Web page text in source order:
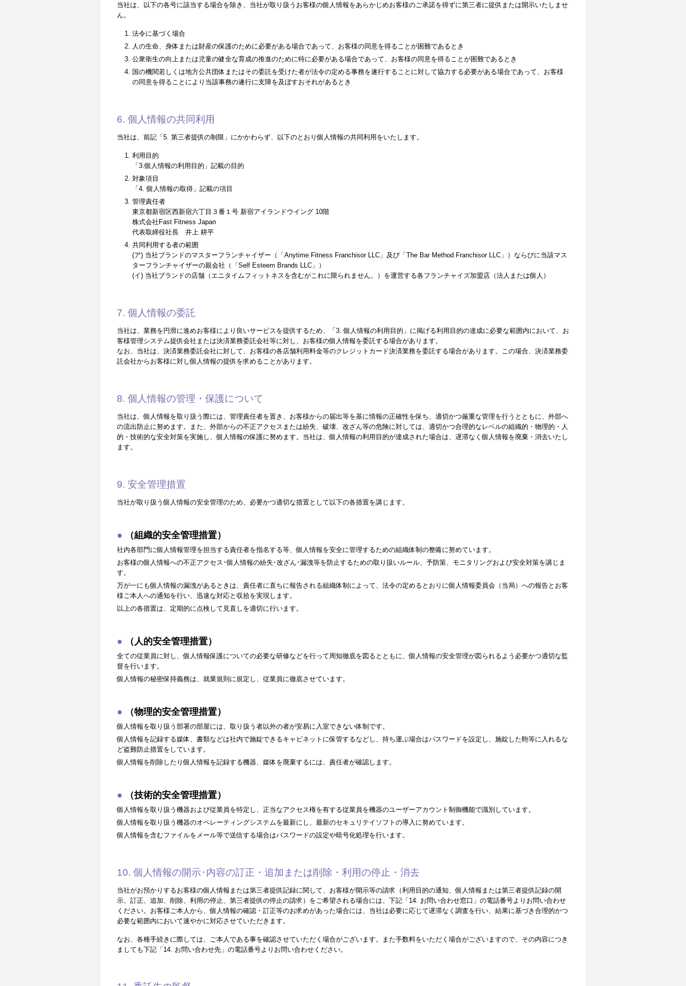
当社は、以下の各号に該当する場合を除き、当社が取り扱うお客様の個人情報をあらかじめお客様のご承諾を得ずに第三者に提供または開示いたしませ
ん。
法令に基づく場合
人の生命、身体または財産の保護のために必要がある場合であって、お客様の同意を得ることが困難であるとき
公衆衛生の向上または児童の健全な育成の推進のために特に必要がある場合であって、お客様の同意を得ることが困難であるとき
国の機関若しくは地方公共団体またはその委託を受けた者が法令の定める事務を遂行することに対して協力する必要がある場合であって、お客様
の同意を得ることにより当該事務の遂行に支障を及ぼすおそれがあるとき
6. 個人情報の共同利用
当社は、前記「5. 第三者提供の制限」にかかわらず、以下のとおり個人情報の共同利用をいたします。
利用目的
「3.個人情報の利用目的」記載の目的
対象項目
「4. 個人情報の取得」記載の項目
管理責任者
東京都新宿区西新宿六丁目３番１号 新宿アイランドウイング 10階
株式会社Fast Fitness Japan
代表取締役社長 井上 耕平
共同利用する者の範囲
(ア) 当社ブランドのマスターフランチャイザー（「Anytime Fitness Franchisor LLC」及び「The Bar Method Franchisor LLC」）ならびに当該マス
ターフランチャイザーの親会社（「Self Esteem Brands LLC」）
(イ) 当社ブランドの店舗（エニタイムフィットネスを含むがこれに限られません。）を運営する各フランチャイズ加盟店（法人または個人）
7. 個人情報の委託
当社は、業務を円滑に進めお客様により良いサービスを提供するため、「3. 個人情報の利用目的」に掲げる利用目的の達成に必要な範囲内において、お
客様管理システム提供会社または決済業務委託会社等に対し、お客様の個人情報を委託する場合があります。
なお、当社は、決済業務委託会社に対して、お客様の各店舗利用料金等のクレジットカード決済業務を委託する場合があります。この場合、決済業務委
託会社からお客様に対し個人情報の提供を求めることがあります。
8. 個人情報の管理・保護について
当社は、個人情報を取り扱う際には、管理責任者を置き、お客様からの届出等を基に情報の正確性を保ち、適切かつ厳重な管理を行うとともに、外部へ
の流出防止に努めます。また、外部からの不正アクセスまたは紛失、破壊、改ざん等の危険に対しては、適切かつ合理的なレベルの組織的・物理的・人
的・技術的な安全対策を実施し、個人情報の保護に努めます。当社は、個人情報の利用目的が達成された場合は、遅滞なく個人情報を廃棄・消去いたし
ます。
9. 安全管理措置
当社が取り扱う個人情報の安全管理のため、必要かつ適切な措置として以下の各措置を講じます。
（組織的安全管理措置）
社内各部門に個人情報管理を担当する責任者を指名する等、個人情報を安全に管理するための組織体制の整備に努めています。
お客様の個人情報への不正アクセス･個人情報の紛失･改ざん･漏洩等を防止するための取り扱いルール、予防策、モニタリングおよび安全対策を講じま
す。
万が一にも個人情報の漏洩があるときは、責任者に直ちに報告される組織体制によって、法令の定めるとおりに個人情報委員会（当局）への報告とお客
様ご本人への通知を行い、迅速な対応と収拾を実現します。
以上の各措置は、定期的に点検して見直しを適切に行います。
（人的安全管理措置）
全ての従業員に対し、個人情報保護についての必要な研修などを行って周知徹底を図るとともに、個人情報の安全管理が図られるよう必要かつ適切な監
督を行います。
個人情報の秘密保持義務は、就業規則に規定し、従業員に徹底させています。
（物理的安全管理措置）
個人情報を取り扱う部署の部屋には、取り扱う者以外の者が安易に入室できない体制です。
個人情報を記録する媒体、書類などは社内で施錠できるキャビネットに保管するなどし、持ち運ぶ場合はパスワードを設定し、施錠した鞄等に入れるな
ど盗難防止措置をしています。
個人情報を削除したり個人情報を記録する機器、媒体を廃棄するには、責任者が確認します。
（技術的安全管理措置）
個人情報を取り扱う機器および従業員を特定し、正当なアクセス権を有する従業員を機器のユーザーアカウント制御機能で識別しています。
個人情報を取り扱う機器のオペレーティングシステムを最新にし、最新のセキュリテイソフトの導入に努めています。
個人情報を含むファイルをメール等で送信する場合はパスワードの設定や暗号化処理を行います。
10. 個人情報の開示･内容の訂正・追加または削除・利用の停止・消去
当社がお預かりするお客様の個人情報または第三者提供記録に関して、お客様が開示等の請求（利用目的の通知、個人情報または第三者提供記録の開
示、訂正、追加、削除、利用の停止、第三者提供の停止の請求）をご希望される場合には、下記「14. お問い合わせ窓口」の電話番号よりお問い合わせ
ください。お客様ご本人から、個人情報の確認・訂正等のお求めがあった場合には、当社は必要に応じて遅滞なく調査を行い、結果に基づき合理的かつ
必要な範囲内において速やかに対応させていただきます。
なお、各種手続きに際しては、ご本人である事を確認させていただく場合がございます。また手数料をいただく場合がございますので、その内容につき
ましても下記「14. お問い合わせ先」の電話番号よりお問い合わせください。